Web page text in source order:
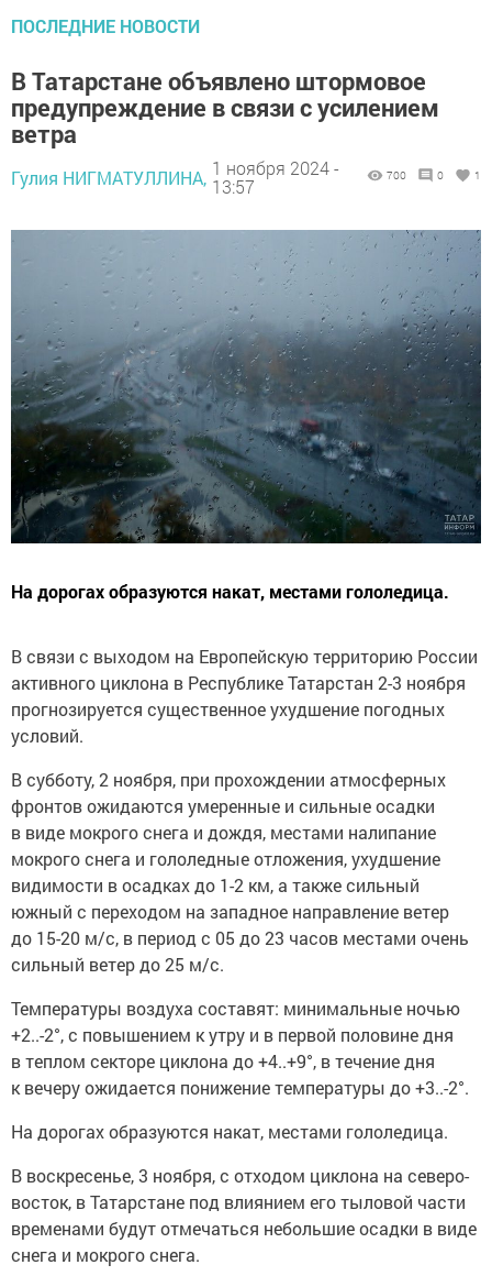
ПОСЛЕДНИЕ НОВОСТИ
В Татарстане объявлено штормовое
предупреждение в связи с усилением
ветра
Гулия НИГМАТУЛЛИНА, 1 ноября 2024 -
13:57
700 0 1
На дорогах образуются накат, местами гололедица.
В связи с выходом на Европейскую территорию России
активного циклона в Республике Татарстан 2-3 ноября
прогнозируется существенное ухудшение погодных
условий.
В субботу, 2 ноября, при прохождении атмосферных
фронтов ожидаются умеренные и сильные осадки
в виде мокрого снега и дождя, местами налипание
мокрого снега и гололедные отложения, ухудшение
видимости в осадках до 1-2 км, а также сильный
южный с переходом на западное направление ветер
до 15-20 м/с, в период с 05 до 23 часов местами очень
сильный ветер до 25 м/с.
Температуры воздуха составят: минимальные ночью
+2..-2°, с повышением к утру и в первой половине дня
в теплом секторе циклона до +4..+9°, в течение дня
к вечеру ожидается понижение температуры до +3..-2°.
На дорогах образуются накат, местами гололедица.
В воскресенье, 3 ноября, с отходом циклона на северо-
восток, в Татарстане под влиянием его тыловой части
временами будут отмечаться небольшие осадки в виде
снега и мокрого снега.